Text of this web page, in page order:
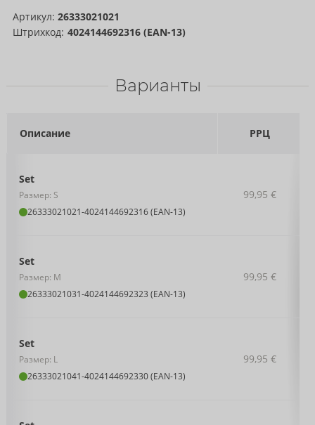
Артикул: 26333021021
Штрихкод: 4024144692316 (EAN-13)
Варианты
Описание РРЦ
Set
Размер: S
26333021021-4024144692316 (EAN-13)
99,95 €
Set
Размер: M
26333021031-4024144692323 (EAN-13)
99,95 €
Set
Размер: L
26333021041-4024144692330 (EAN-13)
99,95 €